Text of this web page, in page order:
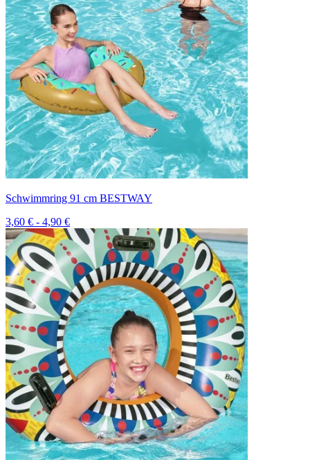
Schwimmring 91 cm BESTWAY
3,60 € - 4,90 €